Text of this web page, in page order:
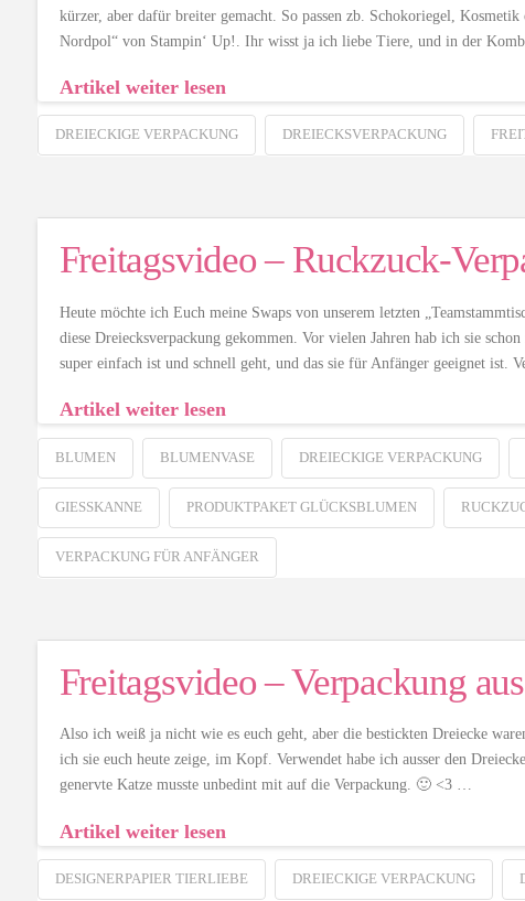
kürzer, aber dafür breiter gemacht. So passen zb. Schokoriegel,
Nordpol“ von Stampin‘ Up!. Ihr wisst ja ich liebe Tiere, und in der
Artikel weiter lesen
DREIECKIGE VERPACKUNG DREIECKSVERPACKUNG
Freitagsvideo – Ruckzuck-
Heute möchte ich Euch meine Swaps von unserem letzten
diese Dreiecksverpackung gekommen. Vor vielen Jahren hab ich sie
super einfach ist und schnell geht, und das sie für Anfänger geeignet ist.
Artikel weiter lesen
BLUMEN BLUMENVASE DREIECKIGE VERPACKUNG
GIESSKANNE PRODUKTPAKET GLÜCKSBLUMEN
VERPACKUNG FÜR ANFÄNGER
Freitagsvideo – Verpackung
Also ich weiß ja nicht wie es euch geht, aber die bestickten Dreiecke
ich sie euch heute zeige, im Kopf. Verwendet habe ich ausser den
genervte Katze musste unbedint mit auf die Verpackung. 🙂 <3 …
Artikel weiter lesen
DESIGNERPAPIER TIERLIEBE DREIECKIGE VERPACKUNG